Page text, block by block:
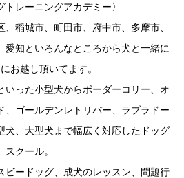
トレーニングアカデミー〉
稲城市、町田市、府中市、多摩市、
愛知といろんなところから犬と一緒に
お越し頂いてます。
いった小型犬からボーダーコリー、オ
、ゴールデンレトリバー、ラブラドー
犬、大型犬まで幅広く対応したドッグ
スクール。
ビードッグ、成犬のレッスン、問題行